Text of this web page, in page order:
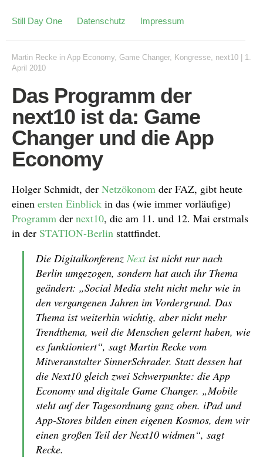
Still Day One Datenschutz Impressum
Martin Recke in App Economy, Game Changer, Kongresse, next10
1.
April 2010
Das Programm der
next10 ist da: Game
Changer und die App
Economy
Holger Schmidt, der Netzökonom der FAZ, gibt heute
einen ersten Einblick in das (wie immer vorläufige)
Programm der next10, die am 11. und 12. Mai erstmals
in der STATION-Berlin stattfindet.
Die Digitalkonferenz Nextist nicht nur nach
Berlin umgezogen, sondern hat auch ihr Thema
geändert: „Social Media steht nicht mehr wie in
den vergangenen Jahren im Vordergrund. Das
Thema ist weiterhin wichtig, aber nicht mehr
Trendthema, weil die Menschen gelernt haben, wie
es funktioniert“, sagt Martin Recke vom
Mitveranstalter SinnerSchrader. Statt dessen hat
die Next10 gleich zwei Schwerpunkte: die App
Economy und digitale Game Changer. „Mobile
steht auf der Tagesordnung ganz oben. iPad und
App-Stores bilden einen eigenen Kosmos, dem wir
einen großen Teil der Next10 widmen“, sagt
Recke.